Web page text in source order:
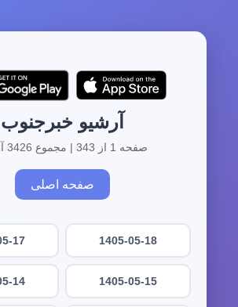
آرشیو خبرجنوب
صفحه 1 از 343 | مجموع 3426 آرشیو
صفحه اصلی
1405-05-18
17
1405-05-15
14